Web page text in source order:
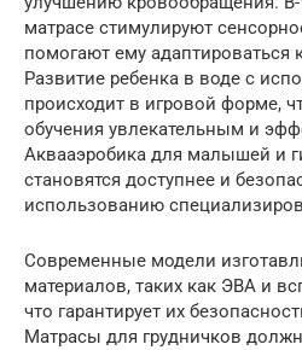
матрасе стимулируют
помогают ему адаптироваться
Развитие ребенка в воде с
происходит в игровой форме,
обучения увлекательным и
Аквааэробика для малышей и
становятся доступнее и
использованию
Современные модели
материалов, таких как ЭВА и
что гарантирует их
Матрасы для грудничков